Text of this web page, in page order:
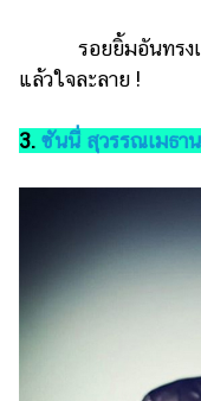
รอยยิ้มอันทรงเส
แล้วใจละลาย !
3. ซันนี่ สุวรรณเมธา